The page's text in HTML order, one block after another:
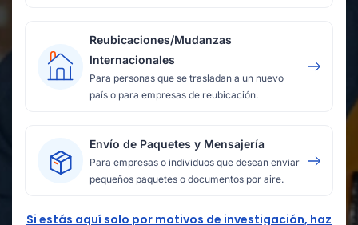
Reubicaciones/Mudanzas
Internacionales
Para personas que se trasladan a un nuevo
país o para empresas de reubicación.
Envío de Paquetes y Mensajería
Para empresas o individuos que desean enviar
pequeños paquetes o documentos por aire.
Si estás aquí solo por motivos de investigación, haz